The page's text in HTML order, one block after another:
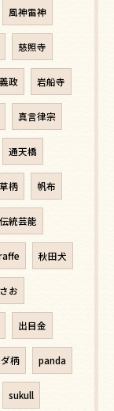
風神雷神
慈照寺
政 岩船寺
真言律宗
通天橋
柄 帆布
伝統芸能
秋田犬
お
出目金
柄 panda
sukull